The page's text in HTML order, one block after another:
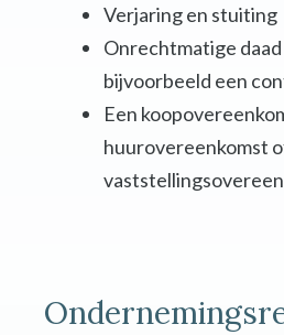
Verjaring en stuiting
Onrechtmatige
bijvoorbeeld een
Een
huurovereenkomst